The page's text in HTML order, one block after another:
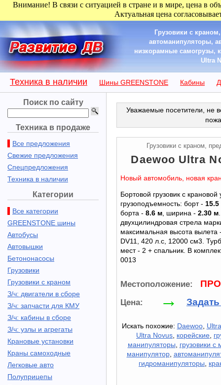
Внимание! В связи с ситуацией в стране и в мире, цена в
Актуальная цена
Грузовики с
автоманипуляторы,
низкорамные самогрузы,
Ultra
Техника в наличии Шины GREENSTONE Кабины
Поиск по сайту
Техника в продаже
Все предложения
Свежие предложения
Спецпредложения
Техника в наличии
Категории
Все категории
GREENSTONE шины
Автобусы
Автовышки
Бетононасосы
Грузовики
Грузовики с краном
З/ч: двигатели в сборе
З/ч: запчасти для КМУ
З/ч: кабины в сборе
З/ч: узлы и агрегаты
Крановые установки
Краны самоходные
Легковые авто
Полуприцепы
Уважаемые посетители, не
Грузовики с краном,
Daewoo Ultra
Новый автомобиль, новая
Бортовой грузовик с крановой
грузоподъемность: борт -15.5
борта -8.6 м, ширина -2.30 м
двухцилиндровая стрела
максимальная высота вылета
DV11, 420 л.с, 12000 см3.
мест - 2 + спальник. В
0013
Местоположение:
Цена: →
Искать похожие: Daewoo,
Ultra Novus, корейские,
манипуляторы, грузовики
манипулятор,
гидроманипуляторы,